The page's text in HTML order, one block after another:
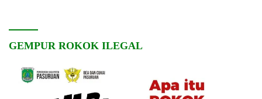
GEMPUR ROKOK ILEGAL